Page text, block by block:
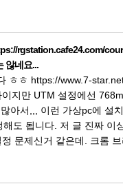
rgstation.cafe24.com/course_tip/
않네요...
www.7-star.net/bbs/
768mb 입니다. 1기가나 그 보다 넘게 설정하면 UTM 에
pc에 설치해보는 것도 귀찮군요.. ㅎㅎ 날씨도
글 진짜 이상하네요. 옛날꺼 퍼와서 그런거 같
같은데. 크롬 브라우저나 파폭으로 해